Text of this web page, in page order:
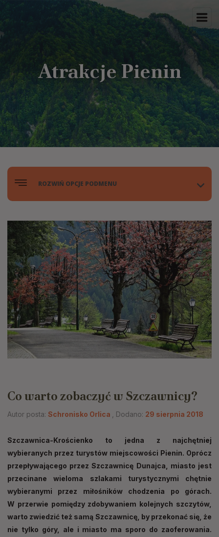
Atrakcje Pienin
ROZWIŃ OPCJE PODMENU
Co warto zobaczyć w Szczawnicy?
Autor posta: Schronisko Orlica , Dodano: 29 sierpnia 2018
Szczawnica-Krościenko to jedna z najchętniej
wybieranych przez turystów miejscowości Pienin. Oprócz
przepływającego przez Szczawnicę Dunajca, miasto jest
przecinane wieloma szlakami turystycznymi chętnie
wybieranymi przez miłośników chodzenia po górach.
W przerwie pomiędzy zdobywaniem kolejnych szczytów,
warto zwiedzić też samą Szczawnicę, by przekonać się, że
nie tylko góry, ale i miasto ma sporo do zaoferowania.